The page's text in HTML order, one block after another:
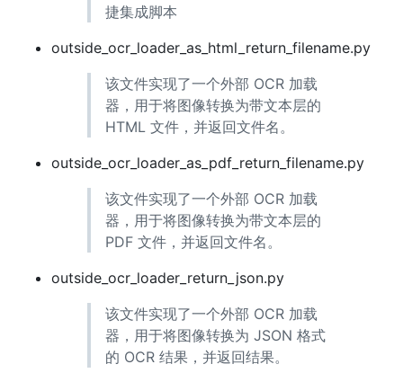
捷集成脚本
outside_ocr_loader_as_html_return_filename.py
该文件实现了一个外部 OCR 加载
器，用于将图像转换为带文本层的
HTML 文件，并返回文件名。
outside_ocr_loader_as_pdf_return_filename.py
该文件实现了一个外部 OCR 加载
器，用于将图像转换为带文本层的
PDF 文件，并返回文件名。
outside_ocr_loader_return_json.py
该文件实现了一个外部 OCR 加载
器，用于将图像转换为 JSON 格式
的 OCR 结果，并返回结果。